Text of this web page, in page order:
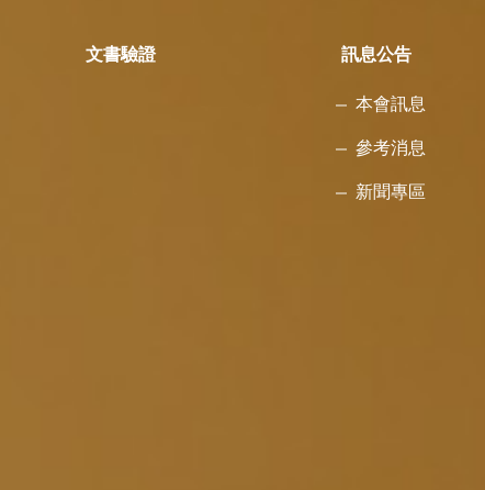
文書驗證 訊息公告
本會訊息
參考消息
新聞專區